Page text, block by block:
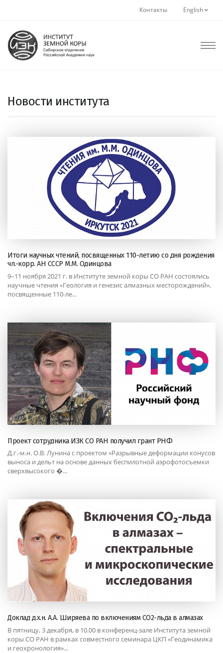
Контакты English
Новости института
Итоги научных чтений, посвященных 110-летию со дня рождения
чл.-корр. АН СССР М.М. Одинцова
9–11 ноября 2021 г. в Институте земной коры СО РАН состоялись
научные чтения «Геология и генезис алмазных месторождений»,
посвященные 110-ле...
Проект сотрудника ИЗК СО РАН получил грант РНФ
Д.г.-м.н. О.В. Лунина с проектом «Разрывные деформации конусов
выноса и дельт на основе данных беспилотной аэрофотосъемки
сверхвысокого �...
Доклад д.х.н. А.А. Ширяева по включениям СО2-льда в алмазах
В пятницу, 3 декабря, в 10.00 в конференц-зале Института земной
коры СО РАН в рамках совместного семинара ЦКП «Геодинамика
и геохронология»...